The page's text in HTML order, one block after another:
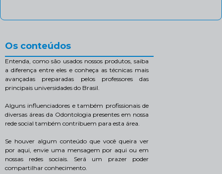
Os conteúdos
Entenda, como são usados nossos produtos, saiba
a diferença entre eles e conheça as técnicas mais
avançadas preparadas pelos professores das
principais universidades do Brasil.
Alguns influenciadores e também profissionais de
diversas áreas da Odontologia presentes em nossa
rede social também contribuem para esta área.
Se houver algum conteúdo que você queira ver
por aqui, envie uma mensagem por aqui ou em
nossas redes sociais. Será um prazer poder
compartilhar conhecimento.